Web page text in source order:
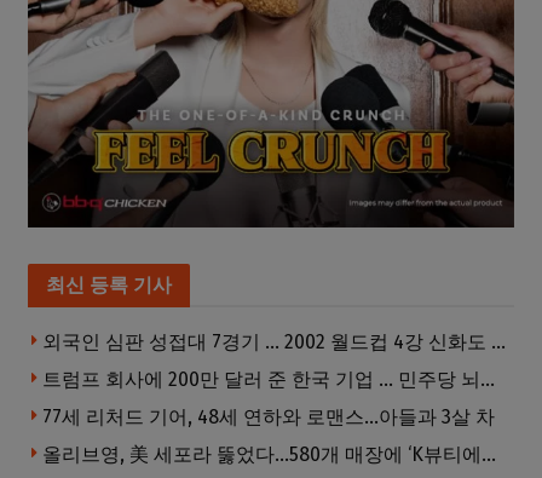
최신 등록 기사
외국인 심판 성접대 7경기 … 2002 월드컵 4강 신화도 흔들
트럼프 회사에 200만 달러 준 한국 기업 … 민주당 뇌물의혹 조사
77세 리처드 기어, 48세 연하와 로맨스…아들과 3살 차
올리브영, 美 세포라 뚫었다…580개 매장에 ‘K뷰티에딧’ 론칭